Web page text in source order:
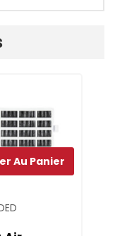
Au Panier